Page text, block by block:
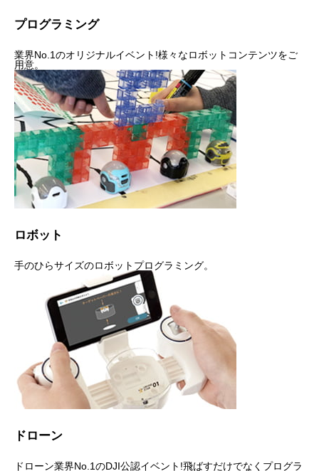
プログラミング
業界No.1のオリジナルイベント!様々なロボットコンテンツをご
用意。
ロボット
手のひらサイズのロボットプログラミング。
ドローン
ドローン業界No.1のDJI公認イベント!飛ばすだけでなくプログラ